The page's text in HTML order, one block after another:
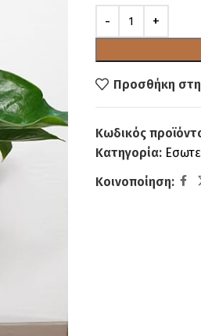
Προσθήκη στη
Κωδικός
Κατηγορία:
Κοινοποίηση: